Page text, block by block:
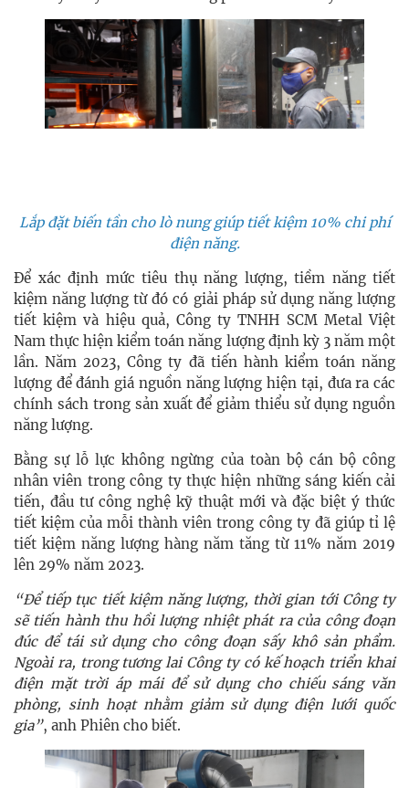
Lắp đặt biến tần cho lò nung giúp tiết kiệm 10% chi phí
điện năng.
Để xác định mức tiêu thụ năng lượng, tiềm năng tiết
kiệm năng lượng từ đó có giải pháp sử dụng năng lượng
tiết kiệm và hiệu quả, Công ty TNHH SCM Metal Việt
Nam thực hiện kiểm toán năng lượng định kỳ 3 năm một
lần. Năm 2023, Công ty đã tiến hành kiểm toán năng
lượng để đánh giá nguồn năng lượng hiện tại, đưa ra các
chính sách trong sản xuất để giảm thiểu sử dụng nguồn
năng lượng.
Bằng sự lỗ lực không ngừng của toàn bộ cán bộ công
nhân viên trong công ty thực hiện những sáng kiến cải
tiến, đầu tư công nghệ kỹ thuật mới và đặc biệt ý thức
tiết kiệm của mỗi thành viên trong công ty đã giúp tỉ lệ
tiết kiệm năng lượng hàng năm tăng từ 11% năm 2019
lên 29% năm 2023.
“Để tiếp tục tiết kiệm năng lượng, thời gian tới Công ty
sẽ tiến hành thu hồi lượng nhiệt phát ra của công đoạn
đúc để tái sử dụng cho công đoạn sấy khô sản phẩm.
Ngoài ra, trong tương lai Công ty có kế hoạch triển khai
điện mặt trời áp mái để sử dụng cho chiếu sáng văn
phòng, sinh hoạt nhằm giảm sử dụng điện lưới quốc
gia”, anh Phiên cho biết.